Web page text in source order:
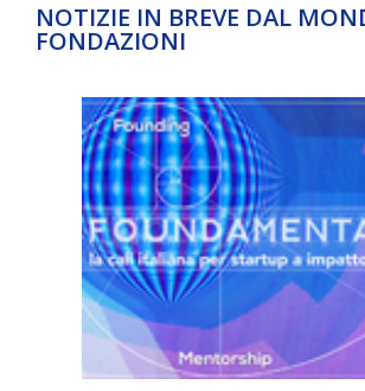
NOTIZIE IN BREVE DAL
FONDAZIONI